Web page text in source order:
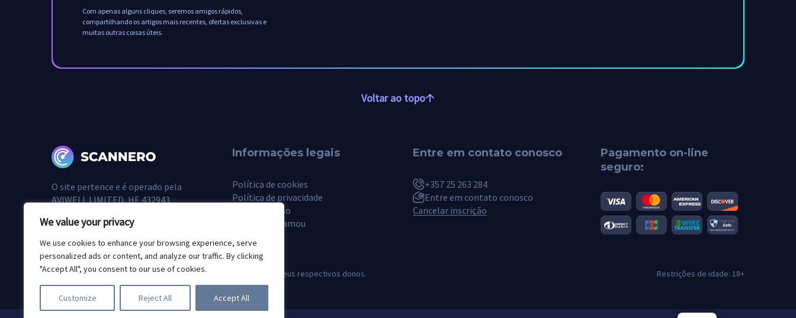
We value your privacy
We use cookies to enhance your browsing experience, serve
personalized ads or content, and analyze our traffic. By clicking
"Accept All", you consent to our use of cookies.
Customize Reject All Accept All
Com apenas alguns cliques, seremos amigos rápidos,
compartilhando os artigos mais recentes, ofertas exclusivas e
muitas outras coisas úteis.
Voltar ao topo
O site pertence e é operado pela
AVIWELL LIMITED, HE 432943,
Chipre
Informações legais
Política de cookies
Política de privacidade
Termos de uso
Quem me chamou
Entre em contato conosco
+357 25 263 284
Entre em contato conosco
Cancelar inscrição
Pagamento on-line
seguro:
© 2026 Scannero.blog. Todas as marcas são de propriedade de seus respectivos donos. Restrições de idade: 18+